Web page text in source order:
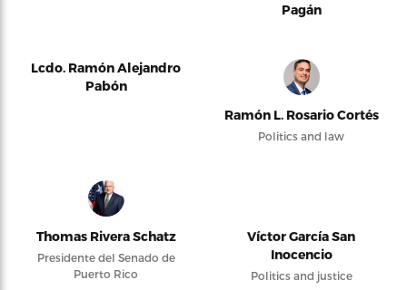
Pagán
Lcdo. Ramón Alejandro
Pabón
Ramón L. Rosario Cortés
Politics and law
Thomas Rivera Schatz
Presidente del Senado de
Puerto Rico
Víctor García San
Inocencio
Politics and justice